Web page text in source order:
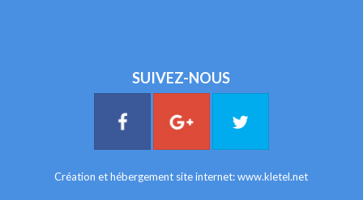
SUIVEZ-NOUS
Création et hébergement site internet:www.kletel.net